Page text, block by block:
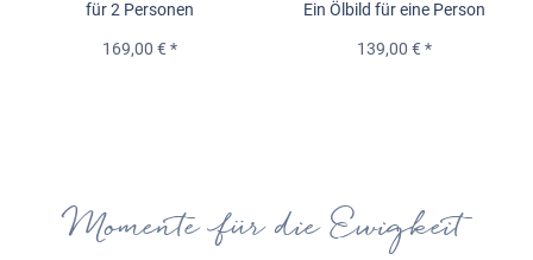
für 2 Personen
169,00 € *
Ein Ölbild für eine Person
139,00 € *
Momente für die Ewigkeit